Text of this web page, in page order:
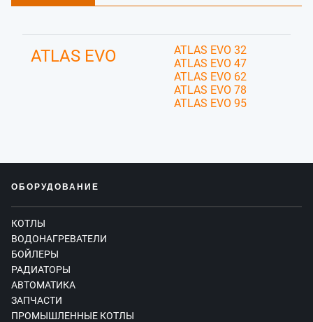
ATLAS EVO
ATLAS EVO 32
ATLAS EVO 47
ATLAS EVO 62
ATLAS EVO 78
ATLAS EVO 95
ОБОРУДОВАНИЕ
КОТЛЫ
ВОДОНАГРЕВАТЕЛИ
БОЙЛЕРЫ
РАДИАТОРЫ
АВТОМАТИКА
ЗАПЧАСТИ
ПРОМЫШЛЕННЫЕ КОТЛЫ